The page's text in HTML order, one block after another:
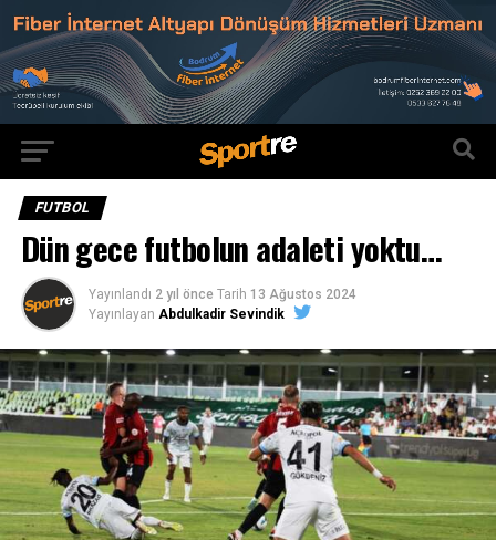
FUTBOL
Dün gece futbolun adaleti yoktu…
Yayınlandı 2 yıl önce Tarih 13 Ağustos 2024
Yayınlayan Abdulkadir Sevindik